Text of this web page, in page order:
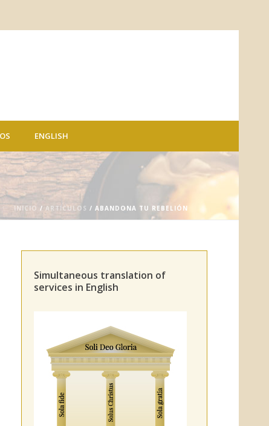
ENGLISH
INICIO / ARTÍCULOS / ABANDONA TU REBELIÓN
Simultaneous translation of
services in English